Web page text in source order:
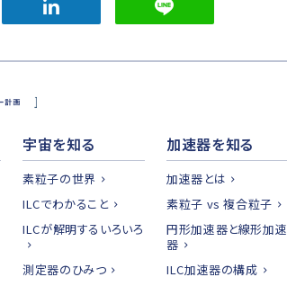
宇宙を知る
素粒子の世界
ILCでわかること
ILCが解明するいろいろ
測定器のひみつ
加速器を知る
加速器とは
素粒子 vs 複合粒子
円形加速器と線形加速
器
ILC加速器の構成